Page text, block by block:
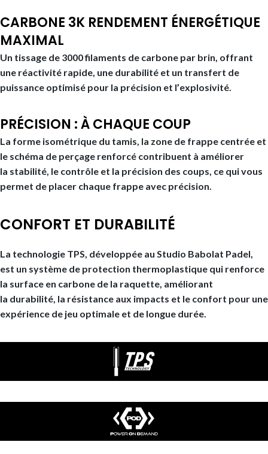
CARBONE 3K RENDEMENT ÉNERGÉTIQUE
MAXIMAL
Un tissage de 3000 filaments de carbone par brin, offrant
une réactivité rapide, une durabilité et un transfert de
puissance optimisé pour la précision et l’explosivité.
PRÉCISION : À CHAQUE COUP
La forme isométrique du tamis, la zone de frappe centrée et
le schéma de perçage renforcé contribuent à améliorer
la stabilité, le contrôle et la précision des coups, ce qui vous
permet de placer chaque frappe avec précision.
CONFORT ET DURABILITÉ
La technologie TPS, développée au Studio Babolat Padel,
est un système de protection thermoplastique qui renforce
la surface en carbone de la raquette, améliorant
la durabilité, la résistance aux impacts et le confort pour une
expérience de jeu optimale et de longue durée.